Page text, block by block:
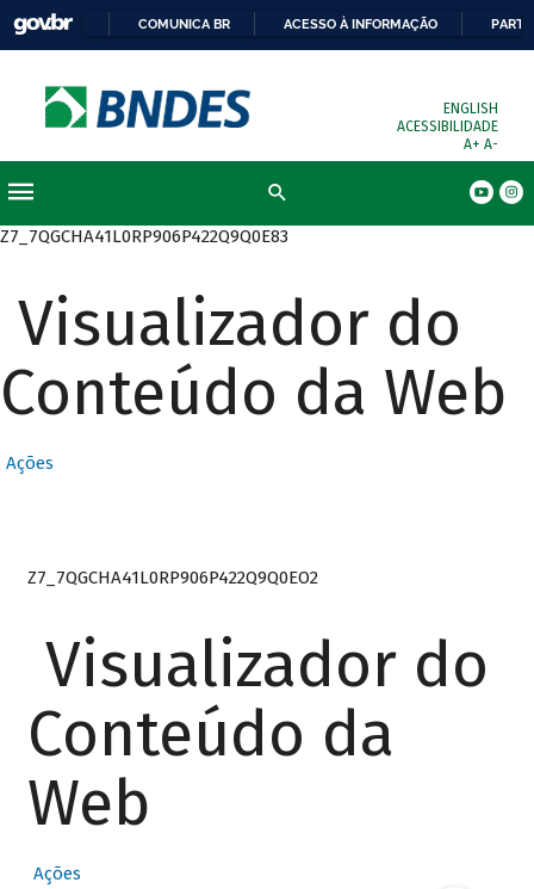
COMUNICA BR ACESSO À INFORMAÇÃO
ENGLISH
ACESSIBILIDADE
A+ A-
Z7_7QGCHA41L0RP906P422Q9Q0E83
Visualizador do
Conteúdo da Web
Ações
Z7_7QGCHA41L0RP906P422Q9Q0EO2
Visualizador do
Conteúdo da
Web
Ações